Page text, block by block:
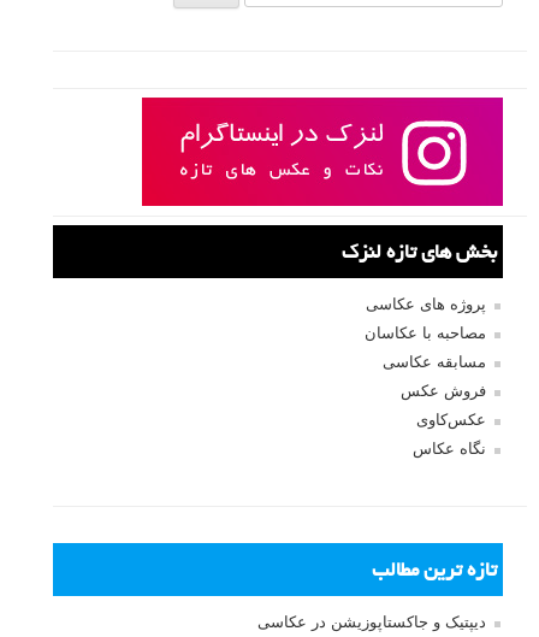
بخش های تازه لنزک
پروژه های عکاسی
مصاحبه با عکاسان
مسابقه عکاسی
فروش عکس
عکس‌کاوی
نگاه عکاس
تازه ترین مطالب
دیپتیک و جاکستا‌پوزیشن در عکاسی